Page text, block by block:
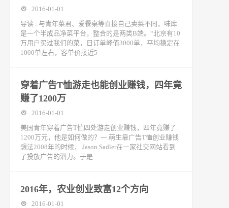
2016-01-01
导读 : 与青年菜君、爱餐桌等直接自己卖菜不同，味库
是一个半成品净菜平台，整合的是两类B端。“北京有10
万用户买过我们的菜，日订单峰值3000单，平均稳定在
1000单左右，客单价接近5
穿着广告T恤游走也能创业赚钱，四年竟
赚了1200万
2016-01-01
美国青年穿着广告T恤四处游走创业赚钱，四年竟赚了
1200万元，他是如何做的？一.萌生靠广告T恤创业赚钱
想法2008年的时候， Jason Sadler在一家社交网站看到
了投放广告的潜力。于是
2016年，农业创业致富12个方向
2016-01-01